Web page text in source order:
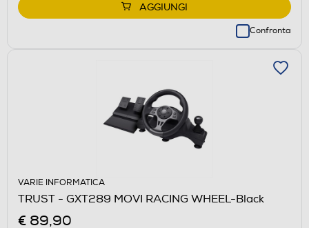
AGGIUNGI
Confronta
VARIE INFORMATICA
TRUST - GXT289 MOVI RACING WHEEL-Black
€ 89,90